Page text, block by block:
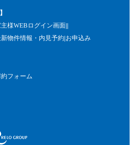
様WEBログイン画面
物件情報・内見予約 お申込み
約フォーム